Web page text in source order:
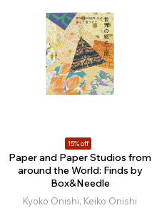
15% off
Paper and Paper Studios from
around the World: Finds by
Box&Needle
Kyoko Onishi, Keiko Onishi